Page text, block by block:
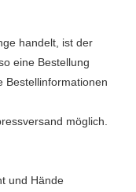
handelt, ist der
eine Bestellung
Bestellinformationen
möglich.
und Hände